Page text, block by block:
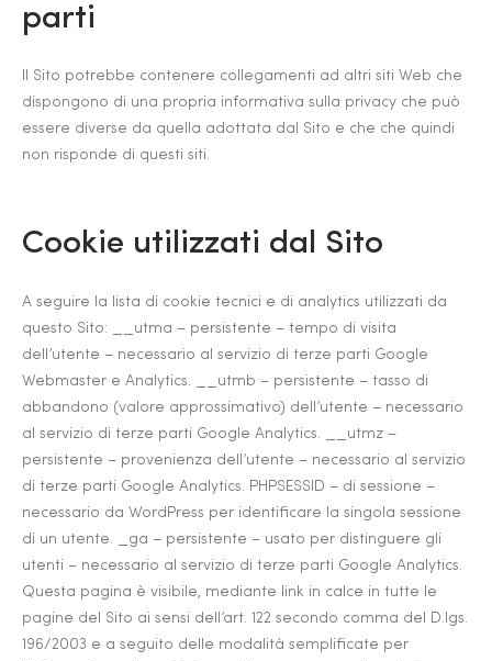
parti
Il Sito potrebbe contenere collegamenti ad altri siti Web che
dispongono di una propria informativa sulla privacy che può
essere diverse da quella adottata dal Sito e che che quindi
non risponde di questi siti.
Cookie utilizzati dal Sito
A seguire la lista di cookie tecnici e di analytics utilizzati da
questo Sito: __utma – persistente – tempo di visita
dell’utente – necessario al servizio di terze parti Google
Webmaster e Analytics. __utmb – persistente – tasso di
abbandono (valore approssimativo) dell’utente – necessario
al servizio di terze parti Google Analytics. __utmz –
persistente – provenienza dell’utente – necessario al servizio
di terze parti Google Analytics. PHPSESSID – di sessione –
necessario da WordPress per identificare la singola sessione
di un utente. _ga – persistente – usato per distinguere gli
utenti – necessario al servizio di terze parti Google Analytics.
Questa pagina è visibile, mediante link in calce in tutte le
pagine del Sito ai sensi dell’art. 122 secondo comma del D.lgs.
196/2003 e a seguito delle modalità semplificate per